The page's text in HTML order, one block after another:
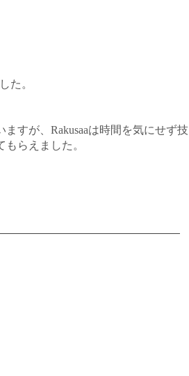
た。
すが、Rakusaaは時間を気にせず技
らえました。